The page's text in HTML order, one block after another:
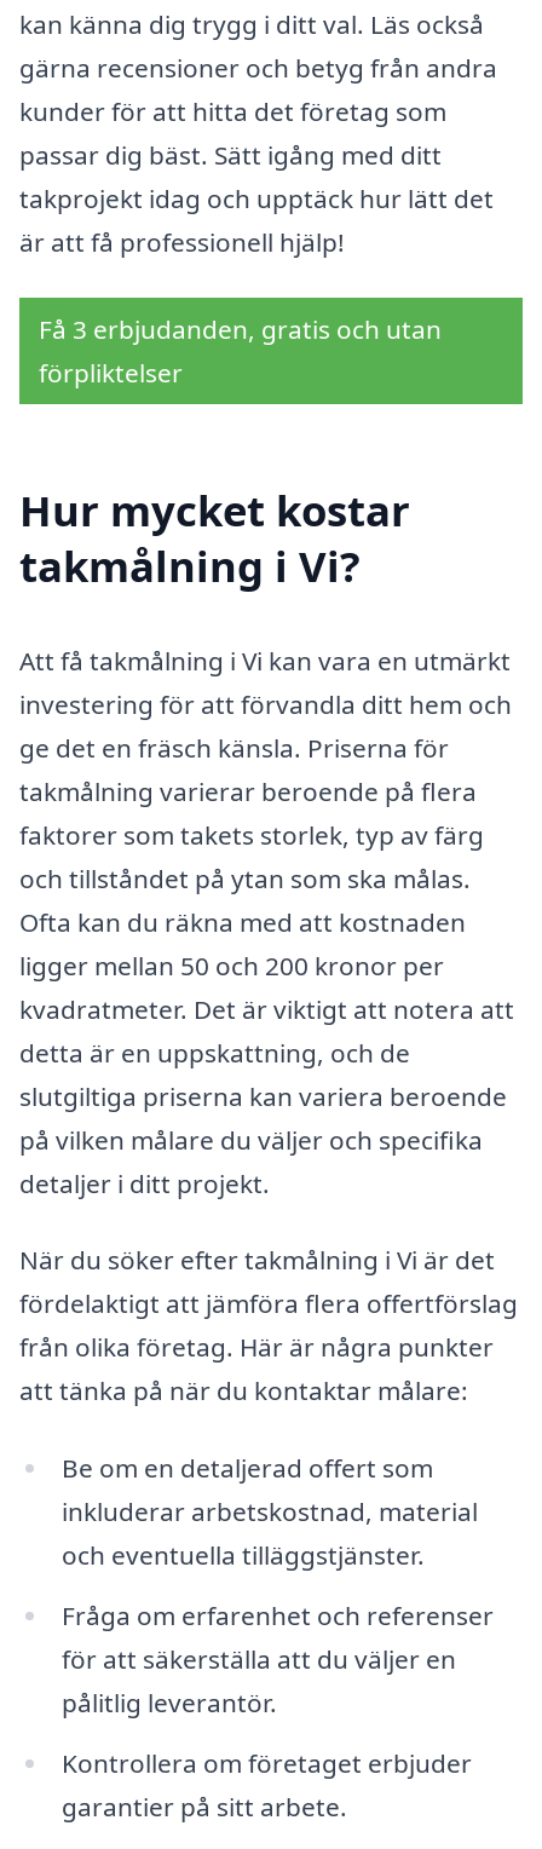
kan känna dig trygg i ditt val. Läs också
gärna recensioner och betyg från andra
kunder för att hitta det företag som
passar dig bäst. Sätt igång med ditt
takprojekt idag och upptäck hur lätt det
är att få professionell hjälp!
Få 3 erbjudanden, gratis och utan
förpliktelser
Hur mycket kostar
takmålning i Vi?
Att få takmålning i Vi kan vara en utmärkt
investering för att förvandla ditt hem och
ge det en fräsch känsla. Priserna för
takmålning varierar beroende på flera
faktorer som takets storlek, typ av färg
och tillståndet på ytan som ska målas.
Ofta kan du räkna med att kostnaden
ligger mellan 50 och 200 kronor per
kvadratmeter. Det är viktigt att notera att
detta är en uppskattning, och de
slutgiltiga priserna kan variera beroende
på vilken målare du väljer och specifika
detaljer i ditt projekt.
När du söker efter takmålning i Vi är det
fördelaktigt att jämföra flera offertförslag
från olika företag. Här är några punkter
att tänka på när du kontaktar målare:
Be om en detaljerad offert som
inkluderar arbetskostnad, material
och eventuella tilläggstjänster.
Fråga om erfarenhet och referenser
för att säkerställa att du väljer en
pålitlig leverantör.
Kontrollera om företaget erbjuder
garantier på sitt arbete.